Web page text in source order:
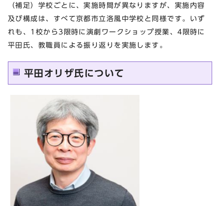
（補足）学校ごとに、実施時間が異なりますが、実施内容
及び構成は、すべて京都市立洛風中学校と同様です。いず
れも、1校から3限時に演劇ワークショップ授業、4限時に
平田氏、教職員による振り返りを実施します。
平田オリザ氏について